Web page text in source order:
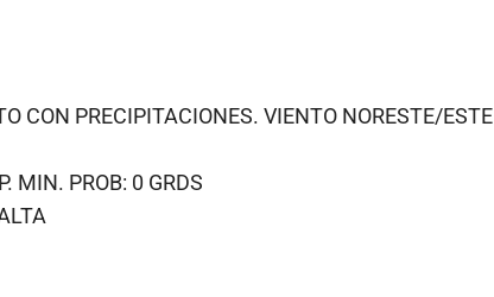
CON PRECIPITACIONES. VIENTO NORESTE/ESTE
MIN. PROB: 0 GRDS